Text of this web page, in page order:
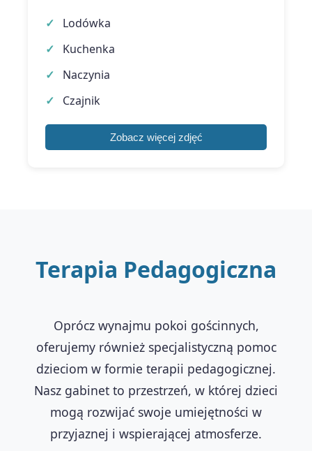
Lodówka
Kuchenka
Naczynia
Czajnik
Zobacz więcej zdjęć
Terapia Pedagogiczna
Oprócz wynajmu pokoi gościnnych,
oferujemy również specjalistyczną pomoc
dzieciom w formie terapii pedagogicznej.
Nasz gabinet to przestrzeń, w której dzieci
mogą rozwijać swoje umiejętności w
przyjaznej i wspierającej atmosferze.